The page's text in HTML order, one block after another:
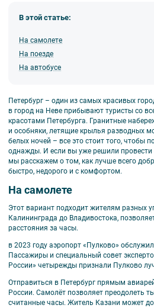
В этой статье:
На самолете
На поезде
На автобусе
Петербург – один из самых красивых
в город на Неве прибывают туристы со
красотами Петербурга. Гранитные
и особняки, летящие крылья разводных
белых ночей – все это стоит того, чтобы
однажды. И если вы уже решили провести
мы расскажем о том, как лучше всего
быстро, недорого и с комфортом.
На самолете
Этот вариант подходит жителям разных
Калининграда до Владивостока,
расстояния за часы.
в 2023 году аэропорт «Пулково»
Пассажиры и специальный совет
России» четырежды признали Пулково
Отправиться в Петербург прямым
России. Самолёт позволяет преодолеть
считанные часы. Житель Казани может